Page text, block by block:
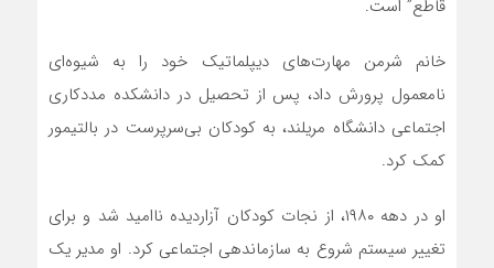
قاطع” است.
خانم شرمن مهارت‌های دیپلماتیک خود را به شیوه‌ای
نامعمول پرورش داد، پس از تحصیل در دانشکده مددکاری
اجتماعی دانشگاه مریلند، به کودکان بی‌سرپرست در بالتیمور
کمک کرد.
او در دهه ۱۹۸۰، از نجات کودکان آزاردیده ناامید شد و برای
تغییر سیستم شروع به سازماندهی اجتماعی کرد. او مدیر یک